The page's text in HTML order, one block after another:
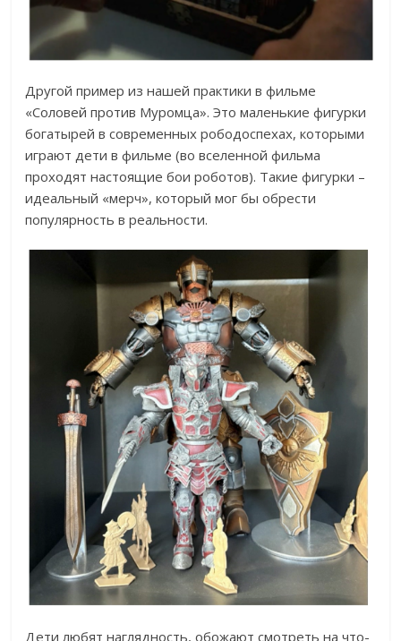
Другой пример из нашей практики в фильме
«Соловей против Муромца». Это маленькие фигурки
богатырей в современных рободоспехах, которыми
играют дети в фильме (во вселенной фильма
проходят настоящие бои роботов). Такие фигурки –
идеальный «мерч», который мог бы обрести
популярность в реальности.
Дети любят наглядность, обожают смотреть на что-